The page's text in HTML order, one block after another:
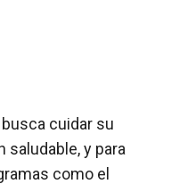
cuidar su
saludable, y para
como el